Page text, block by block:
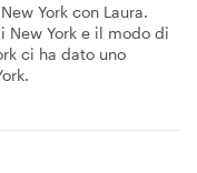
York con Laura.
York e il modo di
ci ha dato uno